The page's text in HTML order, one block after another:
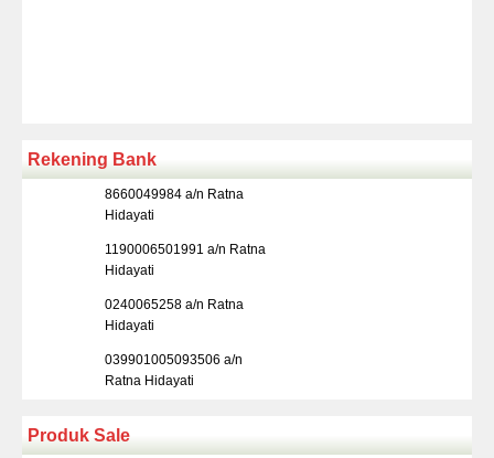
Rekening Bank
8660049984 a/n Ratna
Hidayati
1190006501991 a/n Ratna
Hidayati
0240065258 a/n Ratna
Hidayati
039901005093506 a/n
Ratna Hidayati
Produk Sale